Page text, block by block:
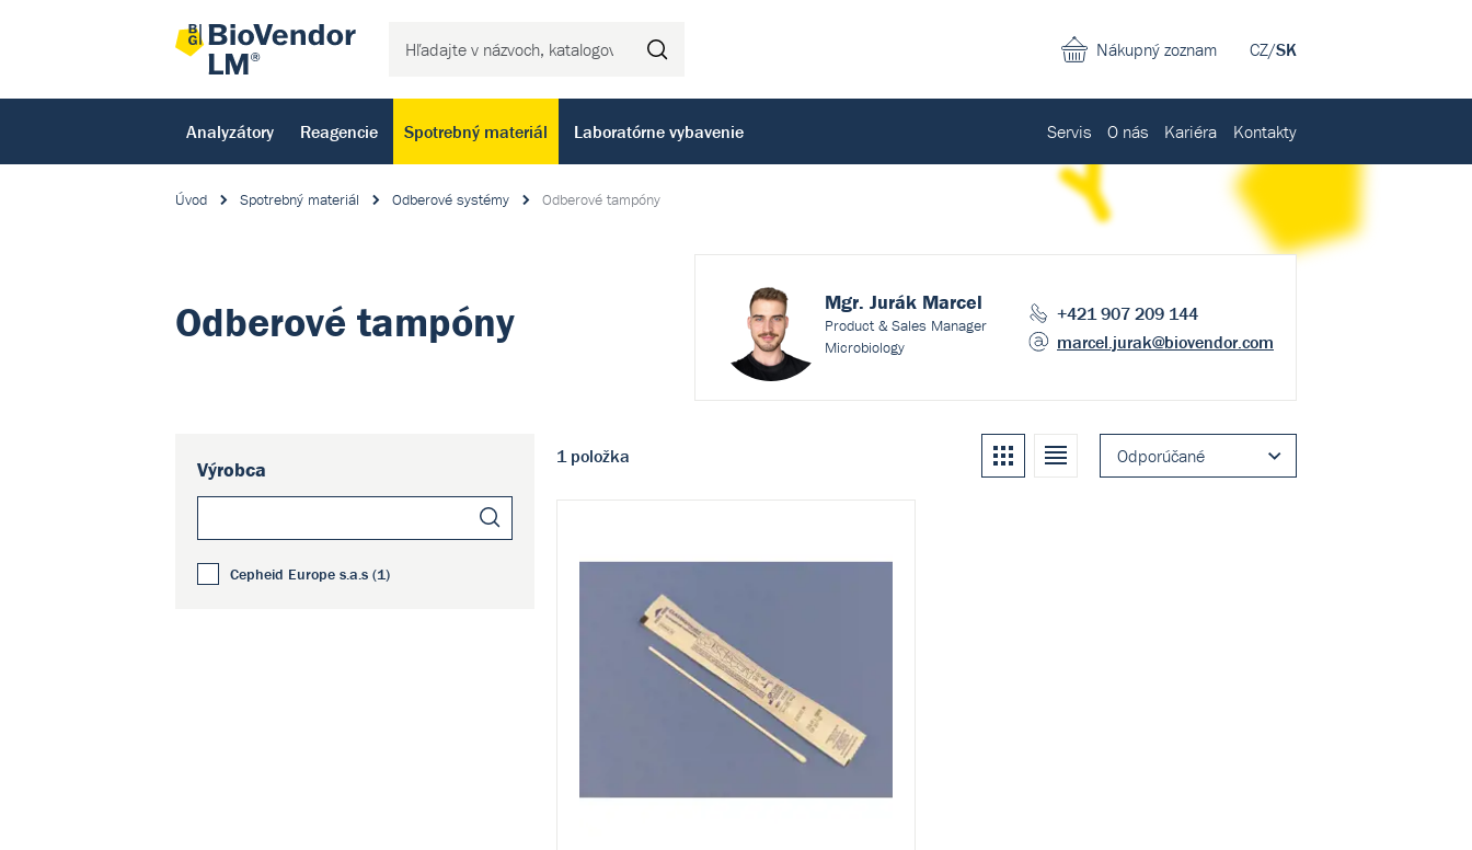
CZ/SK
Nákupný zoznam
Analyzátory Reagencie Spotrebný materiál Laboratórne vybavenie Servis O nás Kariéra Kontakty
Úvod Spotrebný materiál Odberové systémy Odberové tampóny
Odberové tampóny Mgr. Jurák Marcel
Product & Sales Manager
Microbiology
+421 907 209 144
marcel.jurak@biovendor.com
Výrobca
Cepheid Europe s.a.s (1)
1 položka Odporúčané
Kachle Zoznam